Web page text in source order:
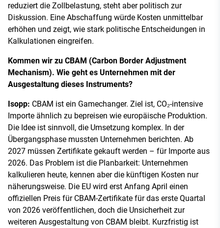
reduziert die Zollbelastung, steht aber politisch zur
Diskussion. Eine Abschaffung würde Kosten unmittelbar
erhöhen und zeigt, wie stark politische Entscheidungen in
Kalkulationen eingreifen.
Kommen wir zu CBAM (Carbon Border Adjustment
Mechanism). Wie geht es Unternehmen mit der
Ausgestaltung dieses Instruments?
Isopp: CBAM ist ein Gamechanger. Ziel ist, CO₂-intensive
Importe ähnlich zu bepreisen wie europäische Produktion.
Die Idee ist sinnvoll, die Umsetzung komplex. In der
Übergangsphase mussten Unternehmen berichten. Ab
2027 müssen Zertifikate gekauft werden – für Importe aus
2026. Das Problem ist die Planbarkeit: Unternehmen
kalkulieren heute, kennen aber die künftigen Kosten nur
näherungsweise. Die EU wird erst Anfang April einen
offiziellen Preis für CBAM-Zertifikate für das erste Quartal
von 2026 veröffentlichen, doch die Unsicherheit zur
weiteren Ausgestaltung von CBAM bleibt. Kurzfristig ist